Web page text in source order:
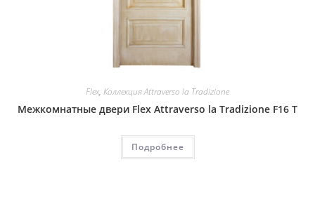
Flex, Коллекция Attraverso la Tradizione
Межкомнатные двери Flex Attraverso la Tradizione F16 T
Подробнее